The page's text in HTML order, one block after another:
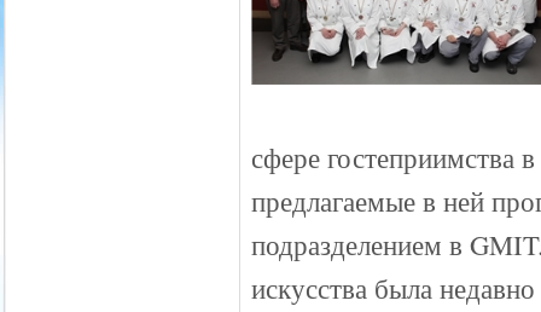
сфере гостеприимства
предлагаемые в ней
подразделением в
искусства была